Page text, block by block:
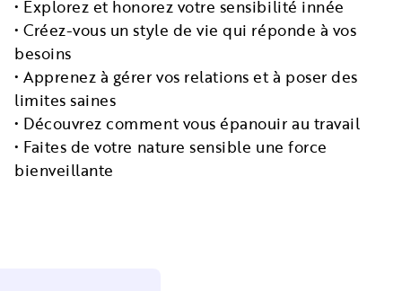
• Explorez et honorez votre sensibilité innée
• Créez-vous un style de vie qui réponde à vos
besoins
• Apprenez à gérer vos relations et à poser des
limites saines
• Découvrez comment vous épanouir au travail
• Faites de votre nature sensible une force
bienveillante